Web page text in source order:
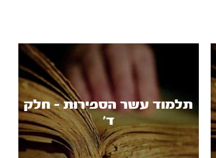
תלמוד עשר הספירות - חלק
ד’